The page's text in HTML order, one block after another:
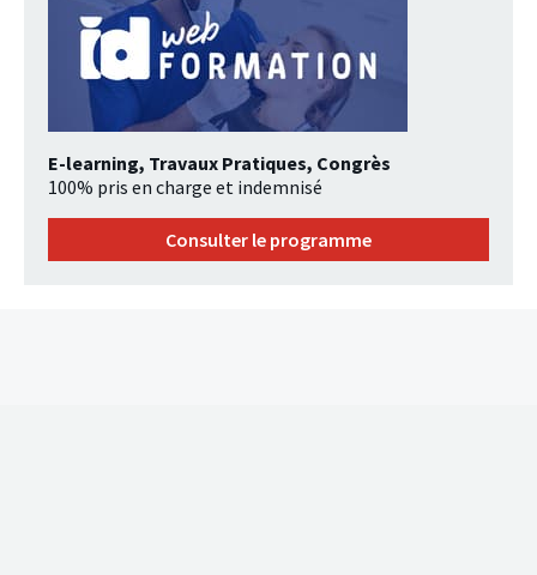
E-learning, Travaux Pratiques, Congrès
100% pris en charge et indemnisé
Consulter le programme